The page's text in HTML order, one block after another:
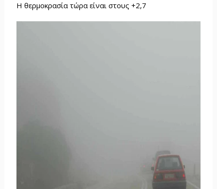
Η θερμοκρασία τώρα είναι στους +2,7